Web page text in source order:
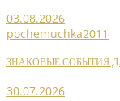
03.08.2026
pochemuchka2011
ЗНАКОВЫЕ СОБЫТИЯ
30.07.2026